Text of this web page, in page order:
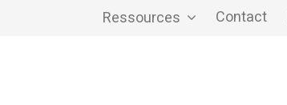
Ressources Contact